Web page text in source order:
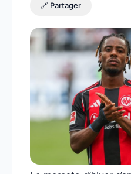
🔗 Partager